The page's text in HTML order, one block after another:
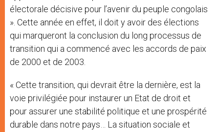
électorale décisive pour l’avenir du peuple congolais
». Cette année en effet, il doit y avoir des élections
qui marqueront la conclusion du long processus de
transition qui a commencé avec les accords de paix
de 2000 et de 2003.
« Cette transition, qui devrait être la dernière, est la
voie privilégiée pour instaurer un Etat de droit et
pour assurer une stabilité politique et une prospérité
durable dans notre pays… La situation sociale et